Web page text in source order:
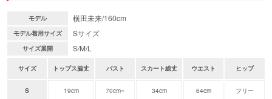
モデル 横田未来/160cm
モデル着用サイズ Sサイズ
サイズ展開 S/M/L
サイズ トップス脇丈 バスト スカート総丈 ウエスト ヒップ
S 19cm 70cm~ 34cm 64cm フリー